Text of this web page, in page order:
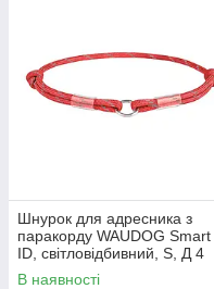
Шнурок для адресника з
паракорду WAUDOG Smart
ID, світловідбивний, S, Д 4
мм, Д 25-45 см червоний
В наявності